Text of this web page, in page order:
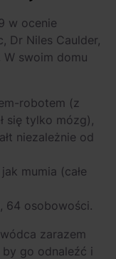
w ocenie
Dr Niles Caulder,
swoim domu
robotem (z
się tylko mózg),
niezależnie od
mumia (całe
64 osobowości.
zarazem
by go odnaleźć i